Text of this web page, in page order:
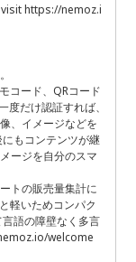
https://nemoz.i
コード、QRコード
だけ認証すれば、
、イメージなどを
もコンテンツが継
ージを自分のスマ
トの販売量集計に
軽いためコンパク
語の障壁なく多言
welcome